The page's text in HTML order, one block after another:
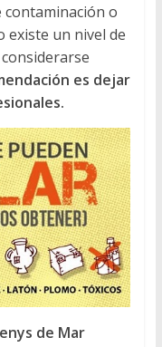
o
existe un nivel de
es dejar
de Mar